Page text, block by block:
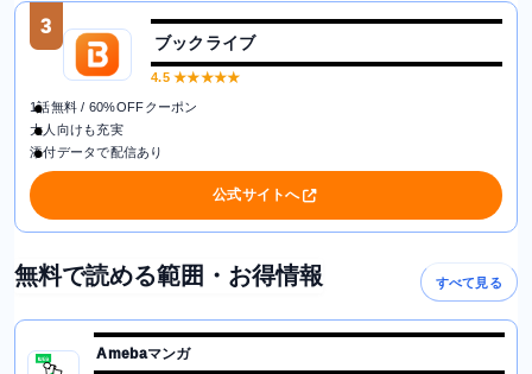
3
ブックライブ
4.5★★★★★
1話無料 / 60%OFFクーポン
大人向けも充実
添付データで配信あり
公式サイトへ
無料で読める範囲・お得情報 すべて見る
Amebaマンガ